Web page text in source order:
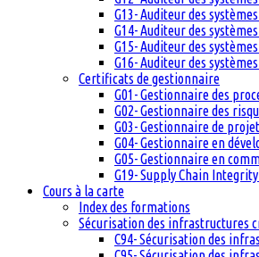
G13- Auditeur des
G14- Auditeur des
G15- Auditeur des
G16- Auditeur des
Certificats de gestionnaire
G01- Gestionnaire des
G02- Gestionnaire des
G03- Gestionnaire de
G04- Gestionnaire en
G05- Gestionnaire en
G19- Supply Chain
Cours à la carte
Index des formations
Sécurisation des infrastructures
C94- Sécurisation des